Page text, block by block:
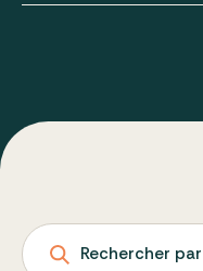
Rechercher